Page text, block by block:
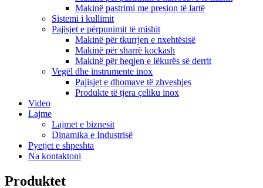
Makinë pastrimi me presion të lartë
Sistemi i kullimit
Pajisjet e përpunimit të mishit
Makinë për tkurrjen e nxehtësisë
Makinë për sharrë kockash
Makinë për heqjen e lëkurës së derrit
Vegël dhe instrumente inox
Pajisjet e dhomave të zhveshjes
Produkte të tjera çeliku inox
Video
Lajme
Lajmet e biznesit
Dinamika e Industrisë
Pyetjet e shpeshta
Na kontaktoni
Produktet